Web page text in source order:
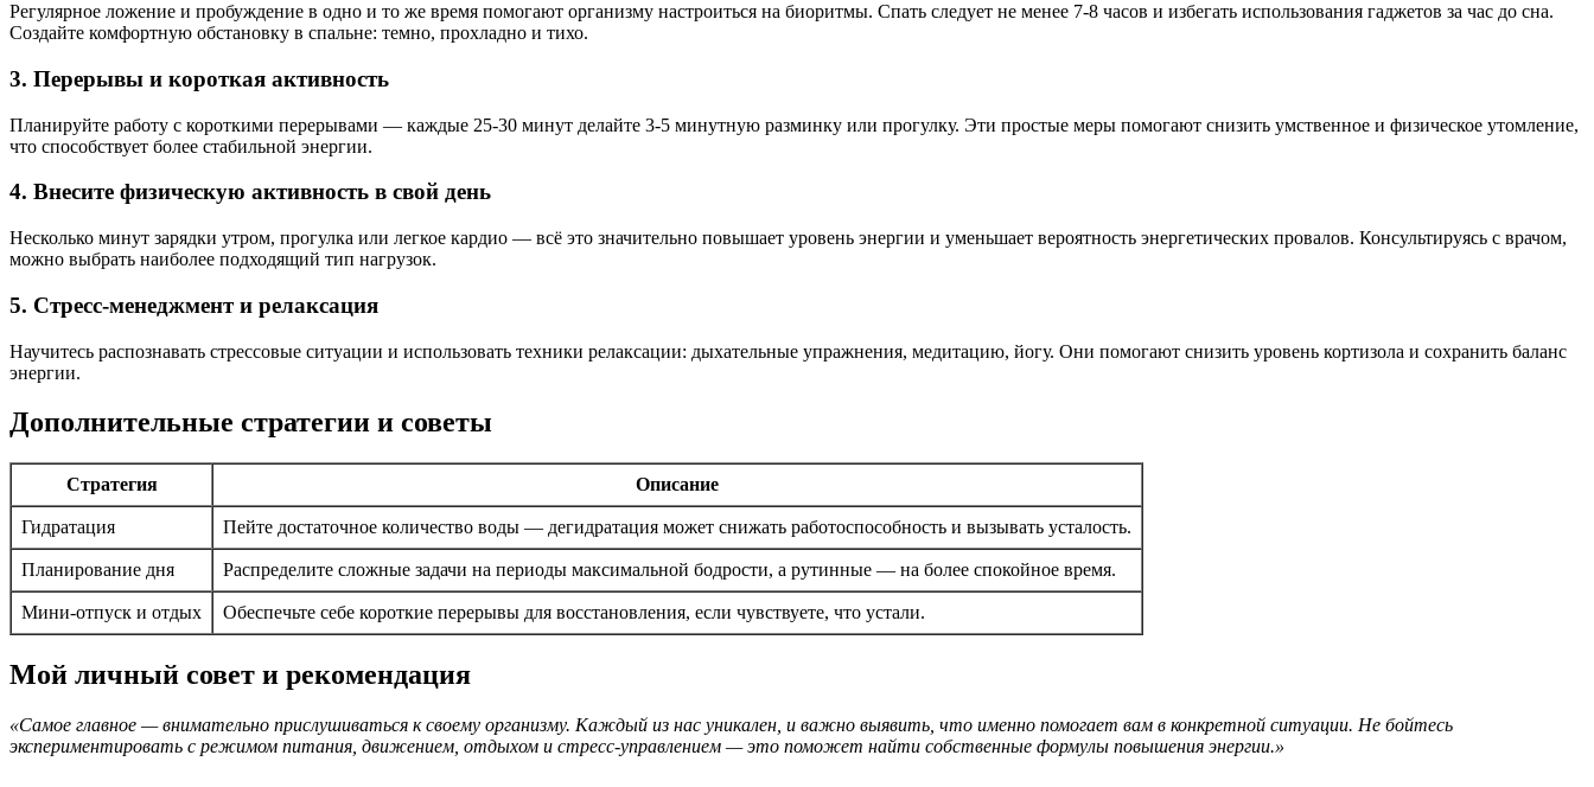
Регулярное ложение и пробуждение в одно и то же время помогают организму настроиться на биоритмы. Спать следует не менее 7-8 часов и избегать использования гаджетов за час до сна.
Создайте комфортную обстановку в спальне: темно, прохладно и тихо.
3. Перерывы и короткая активность
Планируйте работу с короткими перерывами — каждые 25-30 минут делайте 3-5 минутную разминку или прогулку. Эти простые меры помогают снизить умственное и физическое утомление,
что способствует более стабильной энергии.
4. Внесите физическую активность в свой день
Несколько минут зарядки утром, прогулка или легкое кардио — всё это значительно повышает уровень энергии и уменьшает вероятность энергетических провалов. Консультируясь с врачом,
можно выбрать наиболее подходящий тип нагрузок.
5. Стресс-менеджмент и релаксация
Научитесь распознавать стрессовые ситуации и использовать техники релаксации: дыхательные упражнения, медитацию, йогу. Они помогают снизить уровень кортизола и сохранить баланс
энергии.
Дополнительные стратегии и советы
Стратегия Описание
Гидратация Пейте достаточное количество воды — дегидратация может снижать работоспособность и вызывать усталость.
Планирование дня Распределите сложные задачи на периоды максимальной бодрости, а рутинные — на более спокойное время.
Мини-отпуск и отдых Обеспечьте себе короткие перерывы для восстановления, если чувствуете, что устали.
Мой личный совет и рекомендация
«Самое главное — внимательно прислушиваться к своему организму. Каждый из нас уникален, и важно выявить, что именно помогает вам в конкретной ситуации. Не бойтесь
экспериментировать с режимом питания, движением, отдыхом и стресс-управлением — это поможет найти собственные формулы повышения энергии.»